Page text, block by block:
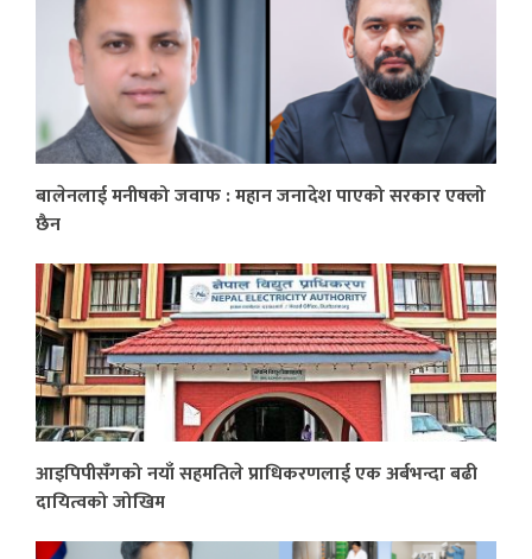
बालेनलाई मनीषको जवाफ : महान जनादेश पाएको सरकार एक्लो
छैन
आइपिपीसँगको नयाँ सहमतिले प्राधिकरणलाई एक अर्बभन्दा बढी
दायित्वको जोखिम